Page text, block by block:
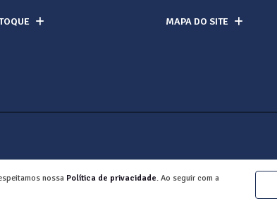
MAPA DO SITE
nossa Política de privacidade. Ao seguir com a